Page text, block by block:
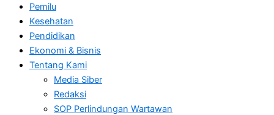
Pemilu
Kesehatan
Pendidikan
Ekonomi & Bisnis
Tentang Kami
Media Siber
Redaksi
SOP Perlindungan Wartawan